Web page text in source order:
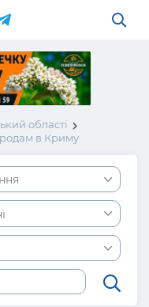
області
в Криму